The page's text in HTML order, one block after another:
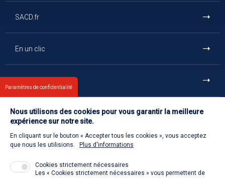
SACD.fr
En un clic
Contact
Retour à l'accueil
Venir à la SACD
Paramètres de confidentialité
Nous utilisons des cookies pour vous garantir la meilleure
expérience sur notre site.
En cliquant sur le bouton « Accepter tous les cookies », vous acceptez
que nous les utilisions.
Plus d'informations
Cookies strictement nécessaires
Les « Cookies strictement nécessaires » vous permettent de